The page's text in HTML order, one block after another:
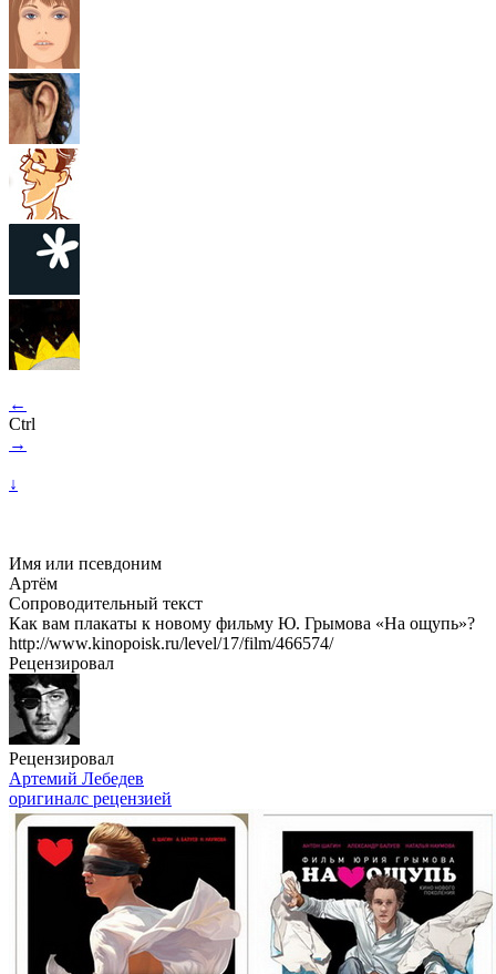
←
Ctrl
→
↓
Имя или псевдоним
Артём
Сопроводительный текст
Как вам плакаты к новому фильму Ю. Грымова «На ощупь»?
http://www.kinopoisk.ru/level/17/film/466574/
Рецензировал
Рецензировал
Артемий Лебедев
оригиналс рецензией